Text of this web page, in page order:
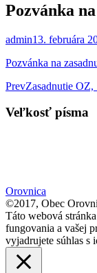
Pozvánka
admin13. februára
Pozvánka na
Post
navigation
PrevZasadnutie OZ,
Veľkosť písma
Orovnica
©2017, Obec
Táto webová
fungovania a vašej
vyjadrujete súhlas s